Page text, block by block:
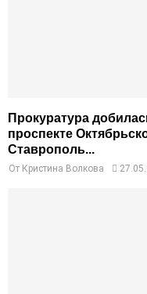
Прокуратура
проспекте
Ставрополь...
От Кристина Волкова